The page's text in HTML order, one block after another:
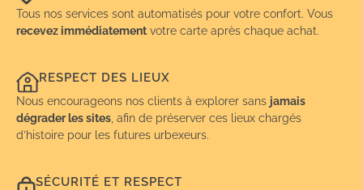
Tous nos services sont automatisés pour votre confort. Vous
recevez immédiatement votre carte après chaque achat.
RESPECT DES LIEUX
Nous encourageons nos clients à explorer sans jamais
dégrader les sites , afin de préserver ces lieux chargés
d’histoire pour les futures urbexeurs.
SÉCURITÉ ET RESPECT